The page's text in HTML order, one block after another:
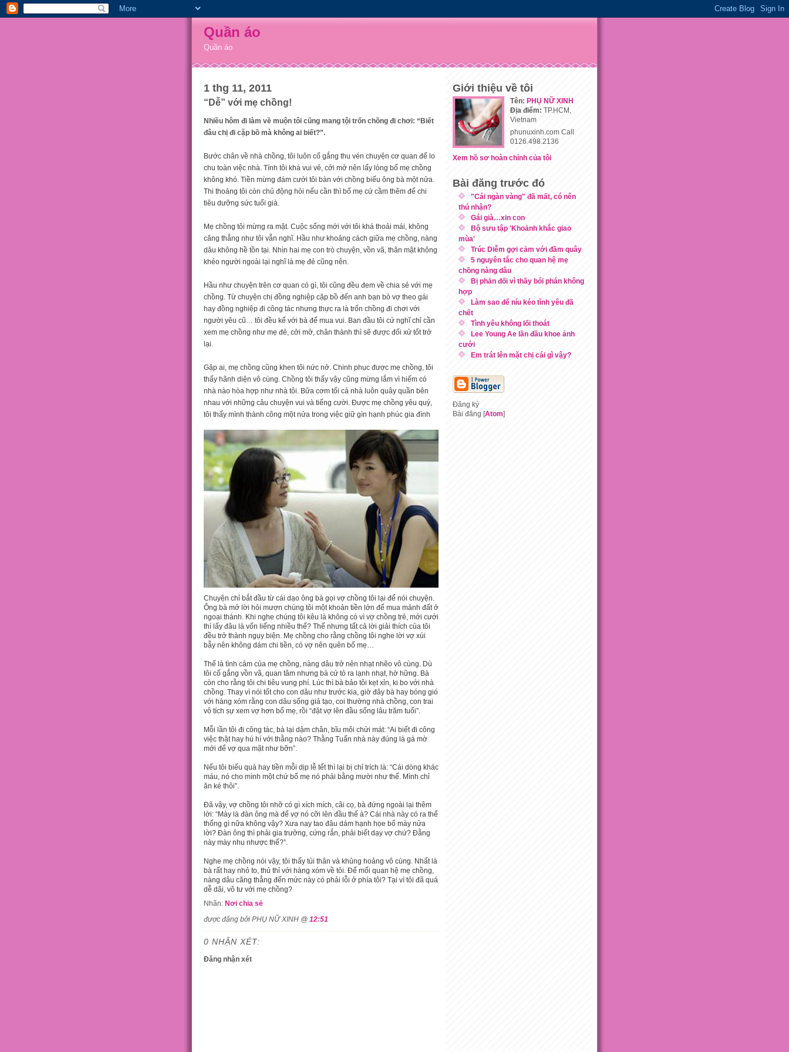
Quần áo
Quần áo
1 thg 11, 2011
“Dễ” với mẹ chồng!
Nhiều hôm đi làm về muộn tôi cũng mang tội trốn chồng đi chơi: “Biết
đâu chị đi cặp bồ mà không ai biết?”.
Bước chân về nhà chồng, tôi luôn cố gắng thu vén chuyện cơ quan để lo
chu toàn việc nhà. Tính tôi khá vui vẻ, cởi mở nên lấy lòng bố mẹ chồng
không khó. Tiền mừng đám cưới tôi bàn với chồng biếu ông bà một nửa.
Thi thoảng tôi còn chủ động hỏi nếu cần thì bố mẹ cứ cầm thêm để chi
tiêu dưỡng sức tuổi già.
Mẹ chồng tôi mừng ra mặt. Cuộc sống mới với tôi khá thoải mái, không
căng thẳng như tôi vẫn nghĩ. Hầu như khoảng cách giữa mẹ chồng, nàng
dâu không hề tồn tại. Nhìn hai mẹ con trò chuyện, vồn vã, thân mật không
khéo người ngoài lại nghĩ là mẹ đẻ cũng nên.
Hầu như chuyện trên cơ quan có gì, tôi cũng đều đem về chia sẻ với mẹ
chồng. Từ chuyện chị đồng nghiệp cặp bồ đến anh bạn bỏ vợ theo gái
hay đồng nghiệp đi công tác nhưng thực ra là trốn chồng đi chơi với
người yêu cũ… tôi đều kể với bà để mua vui. Ban đầu tôi cứ nghĩ chỉ cần
xem mẹ chồng như mẹ đẻ, cởi mở, chân thành thì sẽ được đối xử tốt trở
lại.
Gặp ai, mẹ chồng cũng khen tôi nức nở. Chinh phục được mẹ chồng, tôi
thấy hãnh diện vô cùng. Chồng tôi thấy vậy cũng mừng lắm vì hiếm có
nhà nào hòa hợp như nhà tôi. Bữa cơm tối cả nhà luôn quây quần bên
nhau với những câu chuyện vui và tiếng cười. Được mẹ chồng yêu quý,
tôi thấy mình thành công một nửa trong việc giữ gìn hạnh phúc gia đình
Chuyện chỉ bắt đầu từ cái dạo ông bà gọi vợ chồng tôi lại để nói chuyện.
Ông bà mở lời hỏi mượn chúng tôi một khoản tiền lớn để mua mảnh đất ở
ngoại thành. Khi nghe chúng tôi kêu là không có vì vợ chồng trẻ, mới cưới
thì lấy đâu là vốn liếng nhiều thế? Thế nhưng tất cả lời giải thích của tôi
đều trở thành ngụy biện. Mẹ chồng cho rằng chồng tôi nghe lời vợ xúi
bẫy nên không dám chi tiền, có vợ nên quên bố mẹ…
Thế là tình cảm của mẹ chồng, nàng dâu trở nên nhạt nhẽo vô cùng. Dù
tôi cố gắng vồn vã, quan tâm nhưng bà cứ tỏ ra lạnh nhạt, hờ hững. Bà
còn cho rằng tôi chi tiêu vung phí. Lúc thì bà bảo tôi kẹt xỉn, ki bo với nhà
chồng. Thay vì nói tốt cho con dâu như trước kia, giờ đây bà hay bóng gió
với hàng xóm rằng con dâu sống giả tạo, coi thường nhà chồng, con trai
vô tích sự xem vợ hơn bố mẹ, rồi “đặt vợ lên đầu sống lâu trăm tuổi”.
Mỗi lần tôi đi công tác, bà lại dậm chân, bĩu môi chửi mát: “Ai biết đi công
việc thật hay hú hí với thằng nào? Thằng Tuấn nhà này đúng là gà mờ
mới để vợ qua mặt như bỡn”.
Nếu tôi biếu quà hay tiền mỗi dịp lễ tết thì lại bị chỉ trích là: “Cái dòng khác
máu, nó cho mình một chứ bố mẹ nó phải bằng mười như thế. Mình chỉ
ăn ké thôi”.
Đã vậy, vợ chồng tôi nhỡ có gì xích mích, cãi cọ, bà đứng ngoài lại thêm
lời: “Mày là đàn ông mà để vợ nó cỡi lên đầu thế à? Cái nhà này có ra thể
thống gì nữa không vậy? Xưa nay tao đâu dám hạnh họe bố mày nửa
lời? Đàn ông thì phải gia trưởng, cứng rắn, phải biết dạy vợ chứ? Đằng
này mày nhu nhược thế?”.
Nghe mẹ chồng nói vậy, tôi thấy tủi thân và khủng hoảng vô cùng. Nhất là
bà rất hay nhỏ to, thủ thỉ với hàng xóm về tôi. Để mối quan hệ mẹ chồng,
nàng dâu căng thẳng đến mức này có phải lỗi ở phía tôi? Tại vì tôi đã quá
dễ dãi, vô tư với mẹ chồng?
Nhãn: Nơi chia sẻ
được đăng bởi PHỤ NỮ XINH @ 12:51
0 NHẬN XÉT:
Đăng nhận xét
Giới thiệu về tôi
Tên: PHỤ NỮ XINH
Địa điểm: TP.HCM,
Vietnam
phunuxinh.com Call
0126.498.2136
Xem hồ sơ hoàn chỉnh của tôi
Bài đăng trước đó
"Cái ngàn vàng" đã mất, có nên
thú nhận?
Gái già…xin con
Bộ sưu tập 'Khoảnh khắc giao
mùa'
Trúc Diễm gợi cảm với đầm quây
5 nguyên tắc cho quan hệ mẹ
chồng nàng dâu
Bị phản đối vì thầy bói phán không
hợp
Làm sao để níu kéo tình yêu đã
chết
Tình yêu không lối thoát
Lee Young Ae lần đầu khoe ảnh
cưới
Em trát lên mặt chị cái gì vậy?
Đăng ký
Bài đăng [Atom]